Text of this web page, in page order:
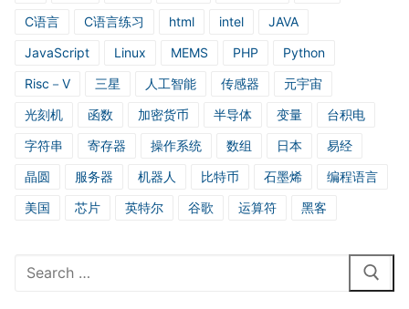
C语言
C语言练习 html intel
JAVA
JavaScript
Linux MEMS PHP
Python
Risc－V
三星 人工智能 传感器
元宇宙
光刻机
函数 加密货币 半导体 变量
台积电
字符串
寄存器 操作系统 数组 日本
易经
晶圆
服务器 机器人 比特币 石墨烯
编程语言
美国
芯片 英特尔 谷歌 运算符 黑客
Search